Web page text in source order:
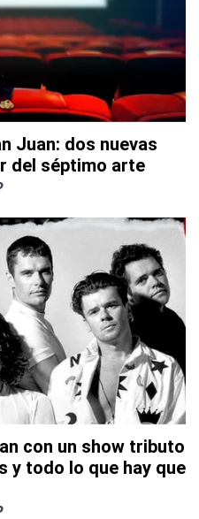
Juan: dos nuevas
del séptimo arte
con un show tributo
y todo lo que hay que